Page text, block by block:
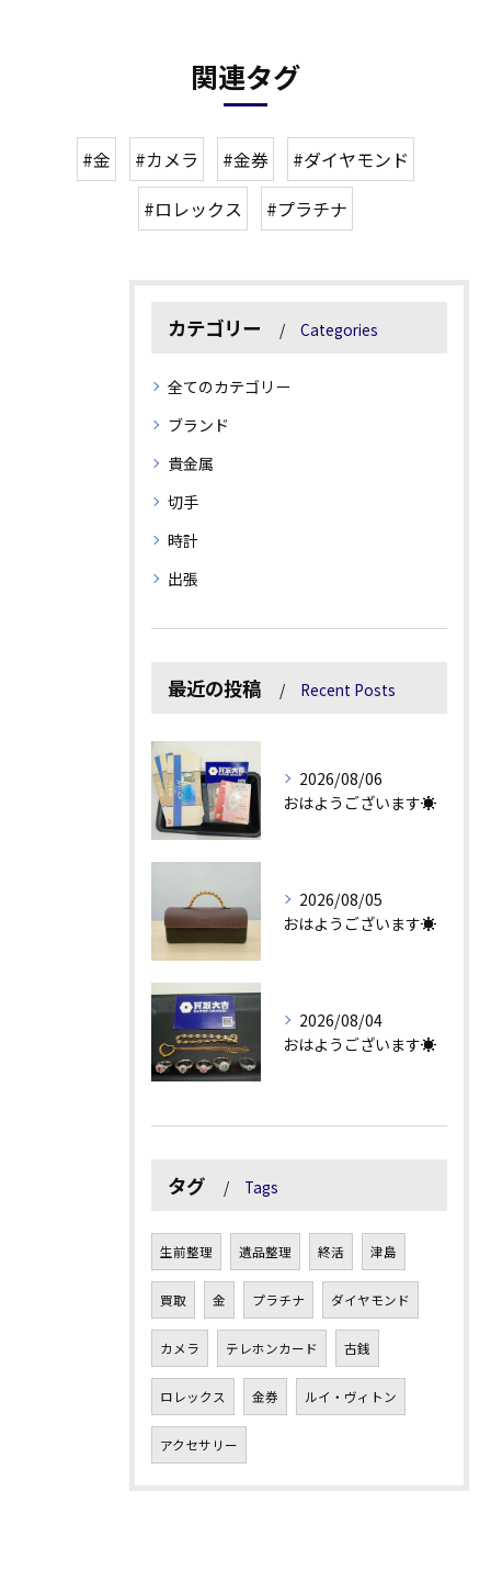
関連タグ
#金 #カメラ #金券
#ダイヤモンド
#ロレックス
#プラチナ
カテゴリー Categories
全てのカテゴリー
ブランド
貴金属
切手
時計
出張
最近の投稿 Recent Posts
2026/08/06
おはようございます☀
2026/08/05
おはようございます☀
2026/08/04
おはようございます☀
タグ Tags
生前整理 遺品整理 終活 津島
買取 金 プラチナ ダイヤモンド
カメラ テレホンカード 古銭
ロレックス 金券 ルイ・ヴィトン
アクセサリー